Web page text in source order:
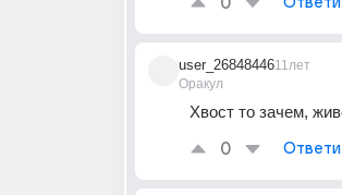
user_26848446
Оракул
11лет
Хвост то зачем,
0